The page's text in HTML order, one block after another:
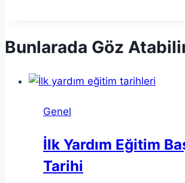
Bunlarada Göz
Genel
İlk Yardım Eğitim
Tarihi